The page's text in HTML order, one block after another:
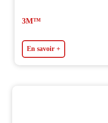
3M™
En savoir +